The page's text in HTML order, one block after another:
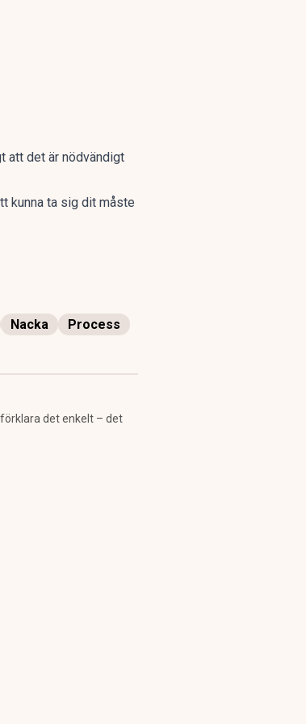
att det är nödvändigt
kunna ta sig dit måste
Nacka
Process
det enkelt – det